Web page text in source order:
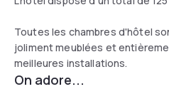
Toutes les chambres d'hôtel
joliment meublées et
meilleures installations.
On adore...